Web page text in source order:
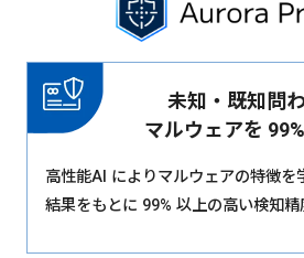
未知・既知問
マルウェアを
高性能AI によりマルウェアの特徴を
結果をもとに 99% 以上の高い検知精